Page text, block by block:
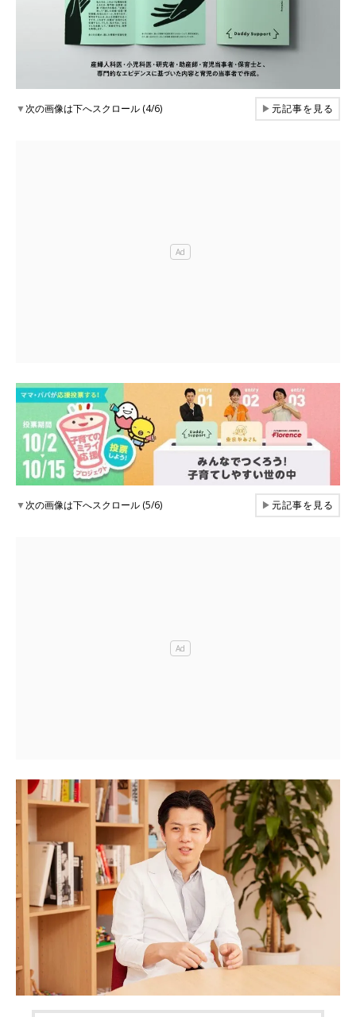
▼次の画像は下へスクロール (4/6) ▶元記事を見る
▼次の画像は下へスクロール (5/6) ▶元記事を見る